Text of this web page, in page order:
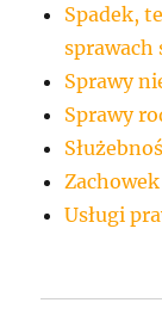
Spadek,
sprawach
Sprawy
Sprawy
Zachowek
Usługi